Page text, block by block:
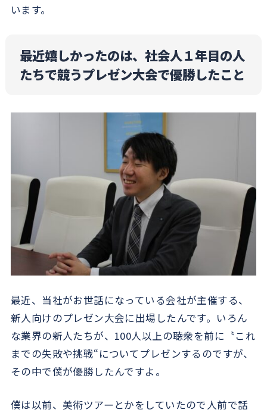
います。
最近嬉しかったのは、社会人１年目の人
たちで競うプレゼン大会で優勝したこと
最近、当社がお世話になっている会社が主催する、
新人向けのプレゼン大会に出場したんです。いろん
な業界の新人たちが、100人以上の聴衆を前に〝これ
までの失敗や挑戦“についてプレゼンするのですが、
その中で僕が優勝したんですよ。
僕は以前、美術ツアーとかをしていたので人前で話